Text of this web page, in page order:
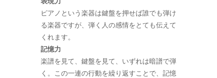
ピアノという楽器は鍵盤を押せば誰でも弾け
る楽器ですが、弾く人の感情をとても伝えて
くれます。
記憶力
楽譜を見て、鍵盤を見て、いずれは暗譜で弾
く。この一連の行動を繰り返すことで、記憶